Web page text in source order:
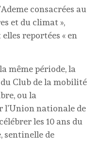
consacrées au
et du climat »,
reportées « en
même période, la
Club de la mobilité
ou la
nationale de
les 10 ans du
sentinelle de